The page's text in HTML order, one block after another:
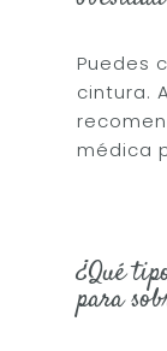
Puedes
cintura.
médica
¿Qué
para